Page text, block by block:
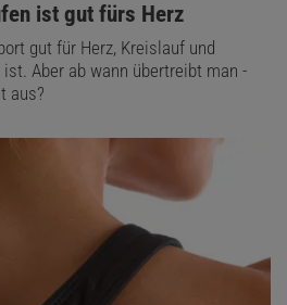
ist gut fürs Herz
gut für Herz, Kreislauf und
Aber ab wann übertreibt man -
aus?